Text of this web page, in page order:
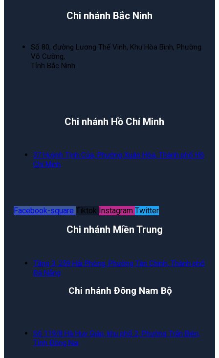
Chi nhánh Bắc Ninh
Số 80, đường Lương Thế Vinh, Khu Hòa Bình, Phường
Võ Cường,
Tỉnh Bắc Ninh
Chi nhánh Hồ Chí Minh
37 Huỳnh Tịnh Của, Phường Xuân Hòa, Thành phố Hồ
Chí Minh
Facebook-square Tiktok Instagram Twitter
Chi nhánh Miền Trung
Tầng 3, 259 Hải Phòng, Phường Tân Chính, Thành phố
Đà Nẵng
Chi nhánh Đông Nam Bộ
Số 119/8 Hà Huy Giáp, khu phố 2, Phường Trấn Biên,
Tỉnh Đồng Nai